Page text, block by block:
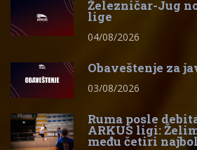
Železničar-Jug
lige
04/08/2026
Obaveštenje za
03/08/2026
Ruma posle
ARKUS ligi:
među četiri